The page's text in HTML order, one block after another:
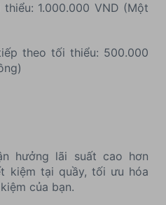
1.000.000 VND (Một
theo tối thiểu: 500.000
hưởng lãi suất cao hơn
kiệm tại quầy, tối ưu hóa
của bạn.